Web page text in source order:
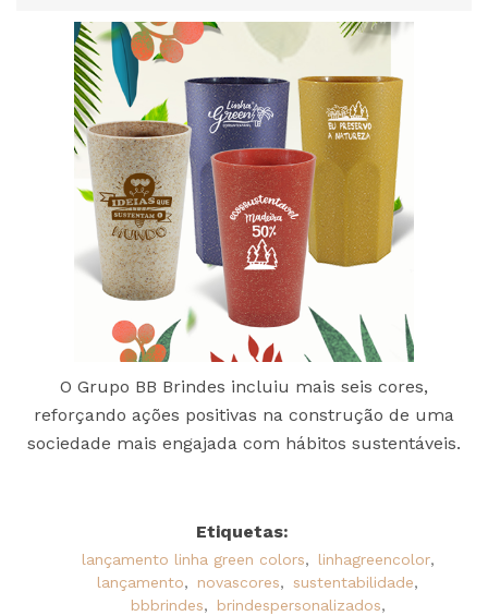
O Grupo BB Brindes incluiu mais seis cores,
reforçando ações positivas na construção de uma
sociedade mais engajada com hábitos sustentáveis.
Etiquetas:
lançamento linha green colors, linhagreencolor,
lançamento, novascores, sustentabilidade,
bbbrindes, brindespersonalizados,